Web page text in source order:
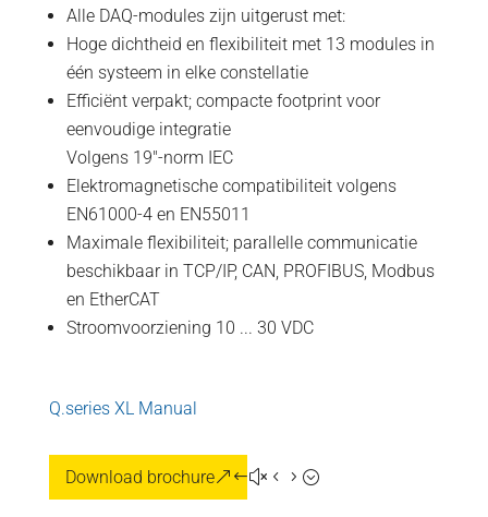
Alle DAQ-modules zijn uitgerust met:
Hoge dichtheid en flexibiliteit met 13 modules in
één systeem in elke constellatie
Efficiënt verpakt; compacte footprint voor
eenvoudige integratie
Volgens 19"-norm IEC
Elektromagnetische compatibiliteit volgens
EN61000-4 en EN55011
Maximale flexibiliteit; parallelle communicatie
beschikbaar in TCP/IP, CAN, PROFIBUS, Modbus
en EtherCAT
Stroomvoorziening 10 ... 30 VDC
Q.series XL Manual
Download brochure